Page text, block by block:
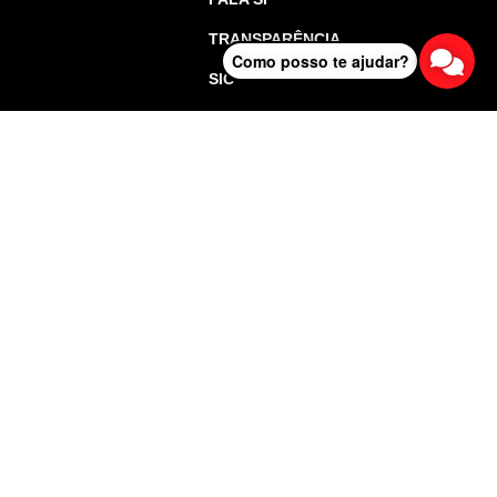
TRANSPARÊNCIA
SIC
Como posso te ajudar?